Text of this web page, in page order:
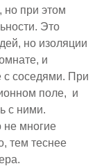
при этом
Это
но изоляции
и
с соседями. При
поле, и
с ними.
не многие
тем теснее